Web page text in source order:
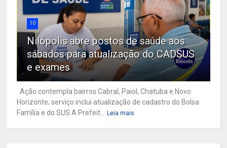
10
Nilópolis abre postos de saúde aos
sábados para atualização do CADSUS
e exames
Ação contempla bairros Cabral, Paiol, Chatuba e Novo
Horizonte; serviço inclui atualização de cadastro do Bolsa
Família e do SUS A Prefeit... Leia mais